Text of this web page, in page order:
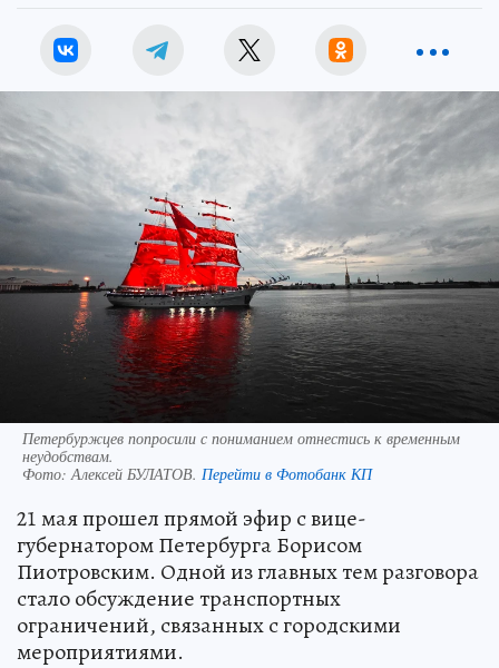
Петербуржцев попросили с пониманием отнестись к временным
неудобствам.
Фото: Алексей БУЛАТОВ. Перейти в Фотобанк КП
21 мая прошел прямой эфир с вице-
губернатором Петербурга Борисом
Пиотровским. Одной из главных тем разговора
стало обсуждение транспортных
ограничений, связанных с городскими
мероприятиями.